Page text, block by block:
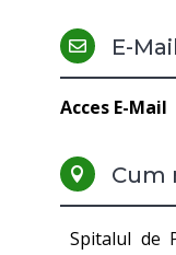
 E-Mail
Acces E-Mail
 Cum
Spitalul de